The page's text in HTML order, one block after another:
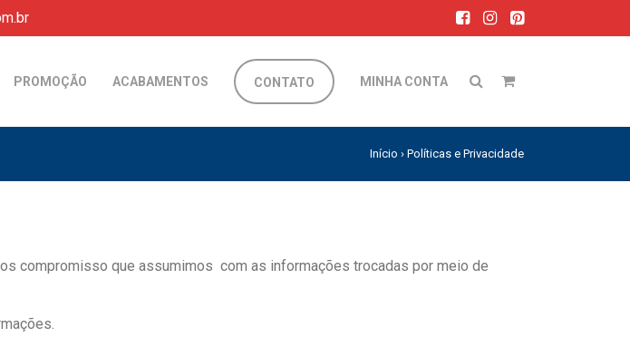
PROMOÇÃO ACABAMENTOS CONTATO MINHA CONTA
Início › Políticas e Privacidade
compromisso que assumimos com as informações trocadas por meio de